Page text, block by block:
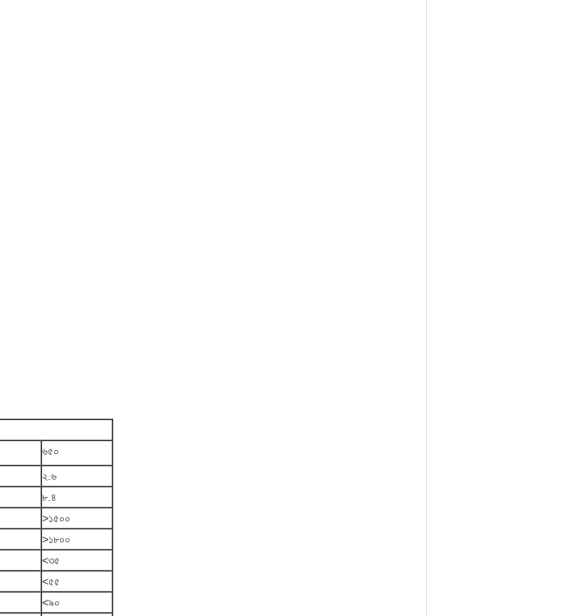
৬৫০
২.৬
৮.৪
>১৫০০
>১৮০০
<৩৫
<৫৫
<৯০